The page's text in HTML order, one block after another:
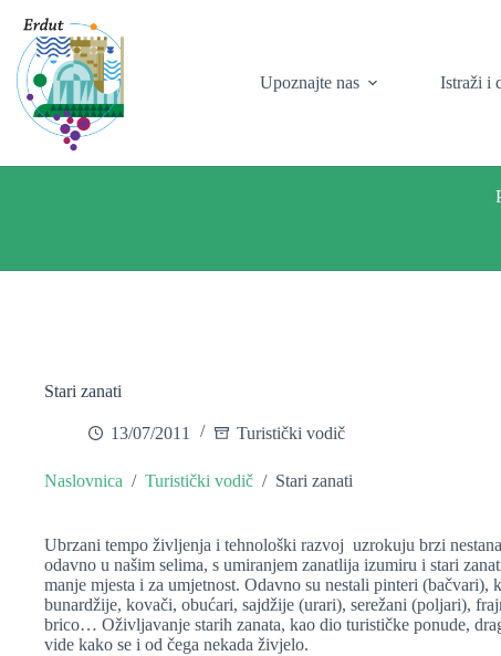
content
Upoznajte nas
Istraži i
Stari zanati
13/07/2011 Turistički vodič
Naslovnica / Turistički vodič / Stari zanati
Ubrzani tempo življenja i tehnološki razvoj uzrokuju brzi
odavno u našim selima, s umiranjem zanatlija izumiru i stari
manje mjesta i za umjetnost. Odavno su nestali pinteri
bunardžije, kovači, obućari, sajdžije (urari), serežani (poljari),
brico… Oživljavanje starih zanata, kao dio turističke ponude,
vide kako se i od čega nekada živjelo.